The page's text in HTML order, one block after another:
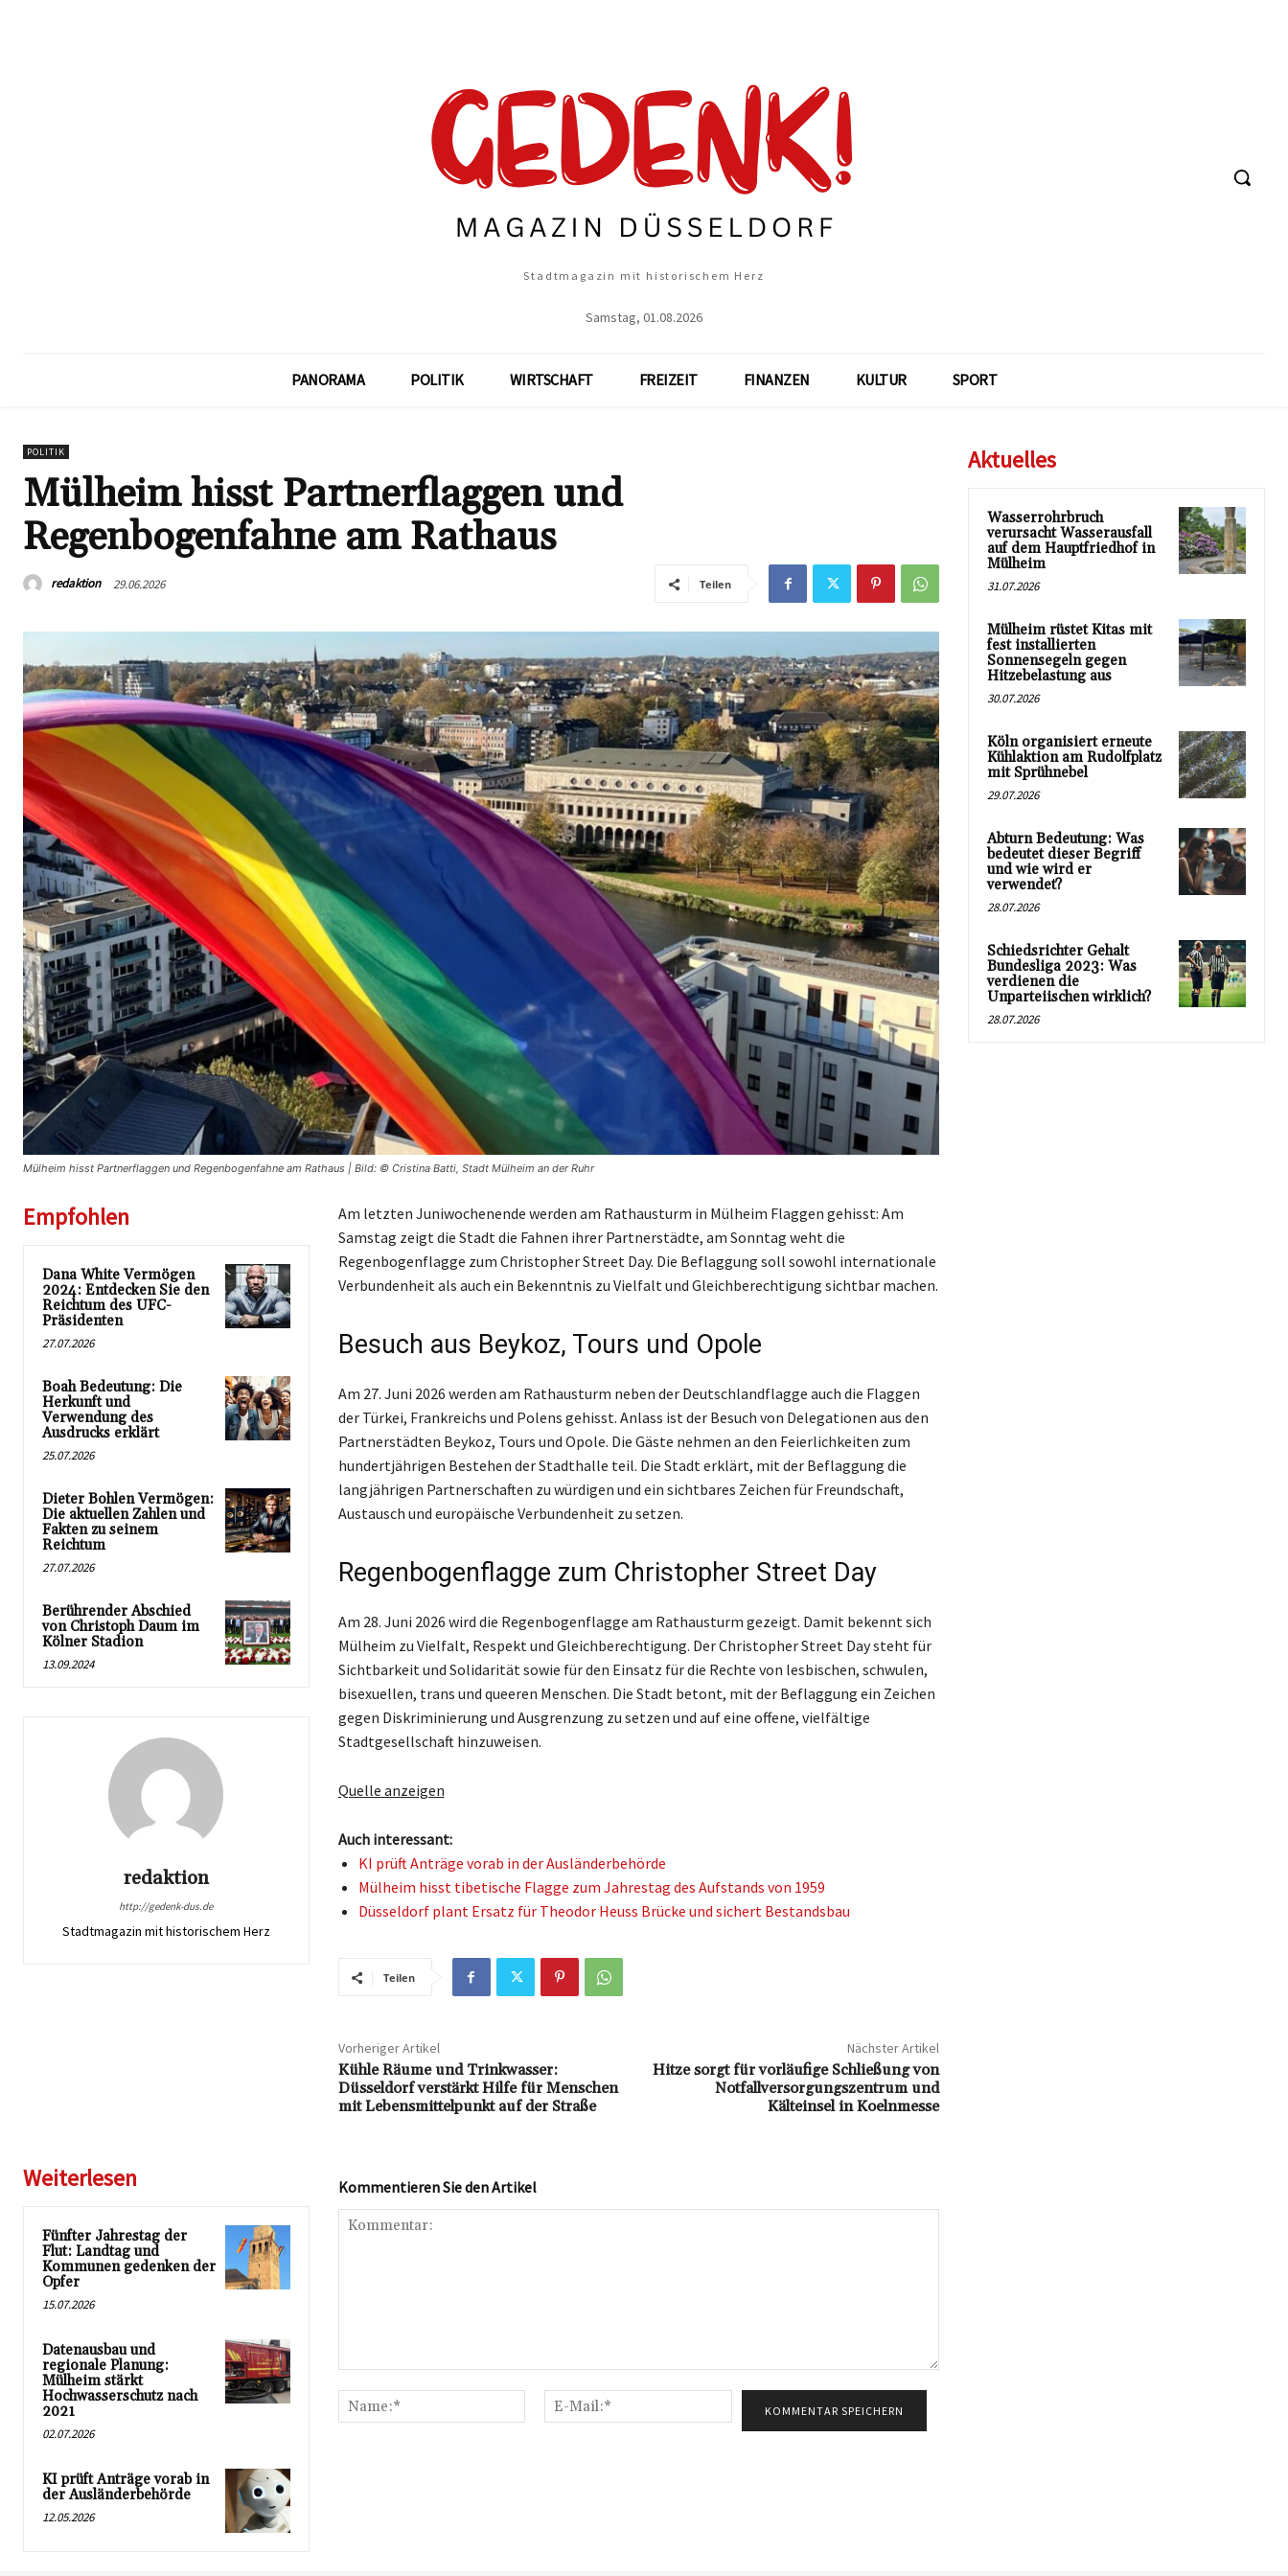
Stadtmagazin mit historischem Herz
Samstag, 01.08.2026
PANORAMA POLITIK WIRTSCHAFT FREIZEIT FINANZEN KULTUR SPORT
POLITIK
Mülheim hisst Partnerflaggen und
Regenbogenfahne am Rathaus
redaktion 29.06.2026 Teilen
Mülheim hisst Partnerflaggen und Regenbogenfahne am Rathaus | Bild: © Cristina Batti, Stadt Mülheim an der Ruhr
Empfohlen
Dana White Vermögen
2024: Entdecken Sie den
Reichtum des UFC-
Präsidenten
27.07.2026
Boah Bedeutung: Die
Herkunft und
Verwendung des
Ausdrucks erklärt
25.07.2026
Dieter Bohlen Vermögen:
Die aktuellen Zahlen und
Fakten zu seinem
Reichtum
27.07.2026
Berührender Abschied
von Christoph Daum im
Kölner Stadion
13.09.2024
redaktion
http://gedenk-dus.de
Stadtmagazin mit historischem Herz
Am letzten Juniwochenende werden am Rathausturm in Mülheim Flaggen gehisst: Am
Samstag zeigt die Stadt die Fahnen ihrer Partnerstädte, am Sonntag weht die
Regenbogenflagge zum Christopher Street Day. Die Beflaggung soll sowohl internationale
Verbundenheit als auch ein Bekenntnis zu Vielfalt und Gleichberechtigung sichtbar machen.
Besuch aus Beykoz, Tours und Opole
Am 27. Juni 2026 werden am Rathausturm neben der Deutschlandflagge auch die Flaggen
der Türkei, Frankreichs und Polens gehisst. Anlass ist der Besuch von Delegationen aus den
Partnerstädten Beykoz, Tours und Opole. Die Gäste nehmen an den Feierlichkeiten zum
hundertjährigen Bestehen der Stadthalle teil. Die Stadt erklärt, mit der Beflaggung die
langjährigen Partnerschaften zu würdigen und ein sichtbares Zeichen für Freundschaft,
Austausch und europäische Verbundenheit zu setzen.
Regenbogenflagge zum Christopher Street Day
Am 28. Juni 2026 wird die Regenbogenflagge am Rathausturm gezeigt. Damit bekennt sich
Mülheim zu Vielfalt, Respekt und Gleichberechtigung. Der Christopher Street Day steht für
Sichtbarkeit und Solidarität sowie für den Einsatz für die Rechte von lesbischen, schwulen,
bisexuellen, trans und queeren Menschen. Die Stadt betont, mit der Beflaggung ein Zeichen
gegen Diskriminierung und Ausgrenzung zu setzen und auf eine offene, vielfältige
Stadtgesellschaft hinzuweisen.
Quelle anzeigen
Auch interessant:
KI prüft Anträge vorab in der Ausländerbehörde
Mülheim hisst tibetische Flagge zum Jahrestag des Aufstands von 1959
Düsseldorf plant Ersatz für Theodor Heuss Brücke und sichert Bestandsbau
Teilen
Vorheriger Artikel
Kühle Räume und Trinkwasser:
Düsseldorf verstärkt Hilfe für Menschen
mit Lebensmittelpunkt auf der Straße
Nächster Artikel
Hitze sorgt für vorläufige Schließung von
Notfallversorgungszentrum und
Kälteinsel in Koelnmesse
Weiterlesen
Fünfter Jahrestag der
Flut: Landtag und
Kommunen gedenken der
Opfer
15.07.2026
Datenausbau und
regionale Planung:
Mülheim stärkt
Hochwasserschutz nach
2021
02.07.2026
KI prüft Anträge vorab in
der Ausländerbehörde
12.05.2026
Kommentieren Sie den Artikel
Name:*
Mail:*
Aktuelles
Wasserrohrbruch
verursacht Wasserausfall
auf dem Hauptfriedhof in
Mülheim
31.07.2026
Mülheim rüstet Kitas mit
fest installierten
Sonnensegeln gegen
Hitzebelastung aus
30.07.2026
Köln organisiert erneute
Kühlaktion am Rudolfplatz
mit Sprühnebel
29.07.2026
Abturn Bedeutung: Was
bedeutet dieser Begriff
und wie wird er
verwendet?
28.07.2026
Schiedsrichter Gehalt
Bundesliga 2023: Was
verdienen die
Unparteiischen wirklich?
28.07.2026